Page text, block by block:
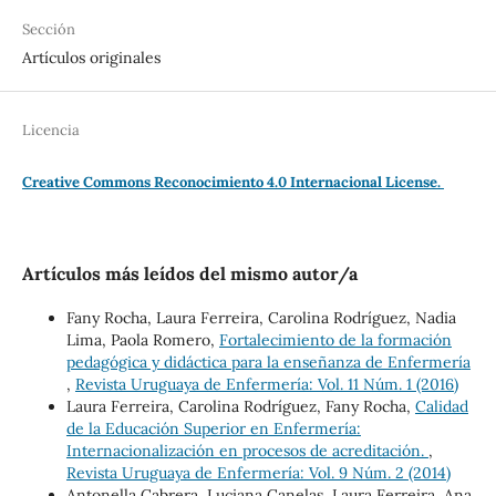
Sección
Artículos originales
Licencia
Creative Commons Reconocimiento 4.0 Internacional License.
Artículos más leídos del mismo autor/a
Fany Rocha, Laura Ferreira, Carolina Rodríguez, Nadia
Lima, Paola Romero, Fortalecimiento de la formación
pedagógica y didáctica para la enseñanza de Enfermería
, Revista Uruguaya de Enfermería: Vol. 11 Núm. 1 (2016)
Laura Ferreira, Carolina Rodríguez, Fany Rocha, Calidad
de la Educación Superior en Enfermería:
Internacionalización en procesos de acreditación. ,
Revista Uruguaya de Enfermería: Vol. 9 Núm. 2 (2014)